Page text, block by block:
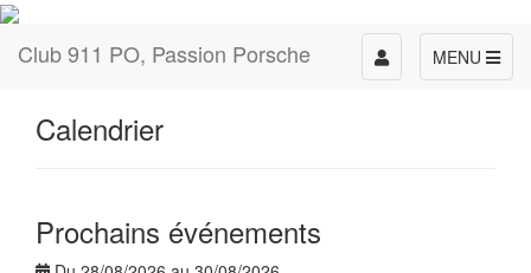
Club 911 PO, Passion Porsche MENU
Toggle
navigation
Calendrier
Prochains événements